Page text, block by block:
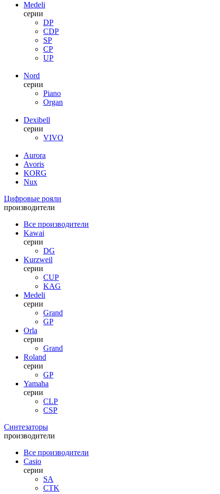
Medeli
серии
DP
CDP
SP
CP
UP
Nord
серии
Piano
Organ
Dexibell
серии
VIVO
Aurora
Avoris
KORG
Nux
Цифровые рояли
производители
Все производители
Kawai
серии
DG
Kurzweil
серии
CUP
KAG
Medeli
серии
Grand
GP
Orla
серии
Grand
Roland
серии
GP
Yamaha
серии
CLP
CSP
Синтезаторы
производители
Все производители
Casio
серии
SA
CTK